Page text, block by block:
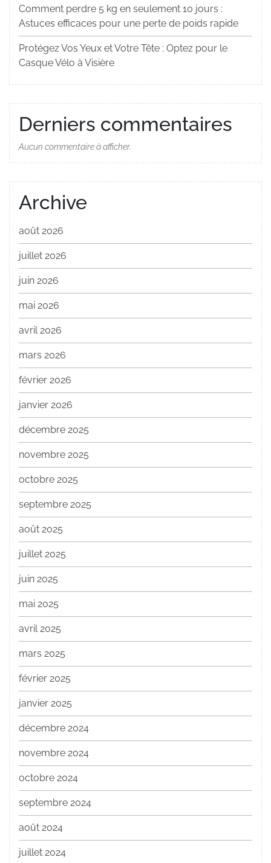
Comment perdre 5 kg en seulement 10 jours :
Astuces efficaces pour une perte de poids rapide
Protégez Vos Yeux et Votre Tête : Optez pour le
Casque Vélo à Visière
Derniers commentaires
Aucun commentaire à afficher.
Archive
août 2026
juillet 2026
juin 2026
mai 2026
avril 2026
mars 2026
février 2026
janvier 2026
décembre 2025
novembre 2025
octobre 2025
septembre 2025
août 2025
juillet 2025
juin 2025
mai 2025
avril 2025
mars 2025
février 2025
janvier 2025
décembre 2024
novembre 2024
octobre 2024
septembre 2024
août 2024
juillet 2024